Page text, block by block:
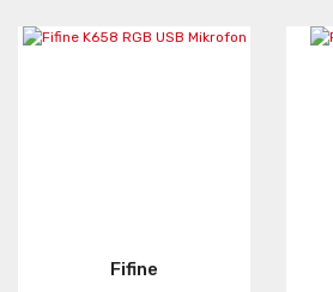
Fifine